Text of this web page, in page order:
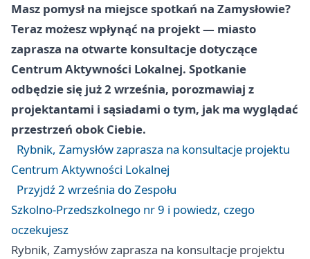
Masz pomysł na miejsce spotkań na Zamysłowie?
Teraz możesz wpłynąć na projekt — miasto
zaprasza na otwarte konsultacje dotyczące
Centrum Aktywności Lokalnej. Spotkanie
odbędzie się już 2 września, porozmawiaj z
projektantami i sąsiadami o tym, jak ma wyglądać
przestrzeń obok Ciebie.
Rybnik, Zamysłów zaprasza na konsultacje projektu
Centrum Aktywności Lokalnej
Przyjdź 2 września do Zespołu
Szkolno‑Przedszkolnego nr 9 i powiedz, czego
oczekujesz
Rybnik, Zamysłów zaprasza na konsultacje projektu